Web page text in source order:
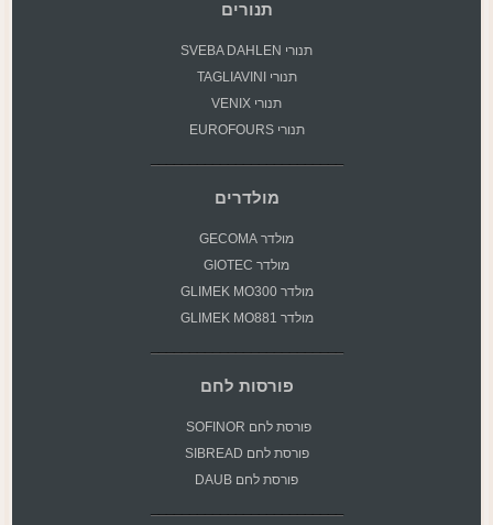
תנורים
תנורי SVEBA DAHLEN
תנורי TAGLIAVINI
תנורי VENIX
תנורי EUROFOURS
מולדרים
מולדר GECOMA
מולדר GIOTEC
מולדר GLIMEK MO300
מולדר GLIMEK MO881
פורסות לחם
פורסת לחם SOFINOR
פורסת לחם SIBREAD
פורסת לחם DAUB